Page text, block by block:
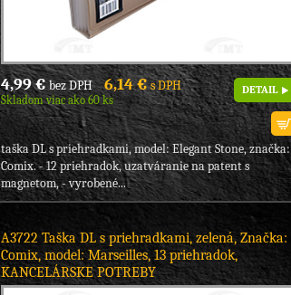
4,99 €bez DPH 6,14 €s DPH
Skladom viac ako 60 ks
DETAIL
taška DL s priehradkami, model: Elegant Stone, značka:
Comix. - 12 priehradok, uzatváranie na patent s
magnetom, - vyrobené...
A3722 Taška DL s priehradkami, zelená, Značka:
Comix, model: Marseilles, 13 priehradok,
KANCELÁRSKE POTREBY